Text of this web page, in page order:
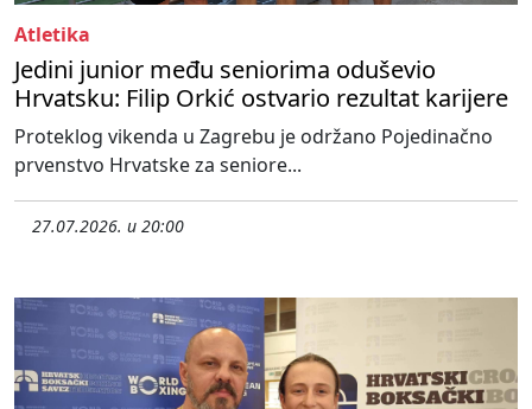
Atletika
Jedini junior među seniorima oduševio
Hrvatsku: Filip Orkić ostvario rezultat karijere
Proteklog vikenda u Zagrebu je održano Pojedinačno
prvenstvo Hrvatske za seniore...
27.07.2026. u 20:00